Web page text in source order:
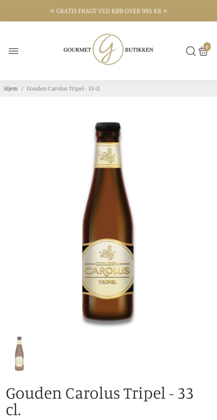
⭐️ GRATIS FRAGT VED KØB OVER 995 KR ⭐️
0
Hjem / Gouden Carolus Tripel - 33 cl.
Gouden Carolus Tripel - 33
cl.